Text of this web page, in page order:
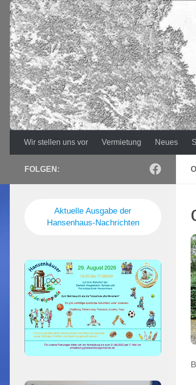
Zum Inhalt springen
Wir stellen uns vor Vermietung Neues
FOLGEN:
Aktuelle Ausgabe der
Hansenhaus-Nachrichten